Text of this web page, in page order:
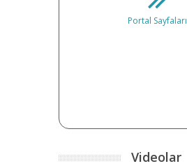
Portal Sayfaları
Videolar